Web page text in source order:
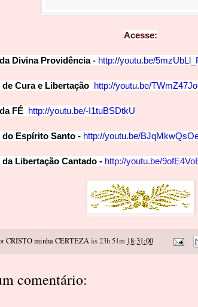
Acesse:
Divina Providência- http://youtu.be/
de Cura e Libertação http://youtu.be/
FÉ http://youtu.be/-I1tuBSDtkU
do Espírito Santo - http://youtu.be/BJqMkw
da Libertação Cantado - http://youtu.be/
CRISTO minha CERTEZAàs 23h 51m 18:31:00
comentário: